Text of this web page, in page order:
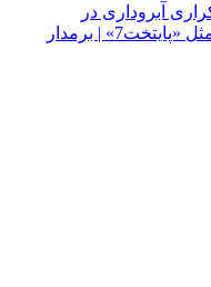
آبروداری در
خواستگاری دست گذاشته دقیقا مثل «پایتخت7» | برمدار